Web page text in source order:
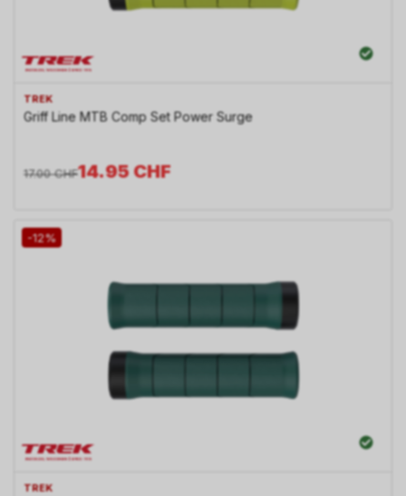
TREK
Griff Line MTB Comp Set Power Surge
14.95CHF
17.00 CHF
-12%
TREK